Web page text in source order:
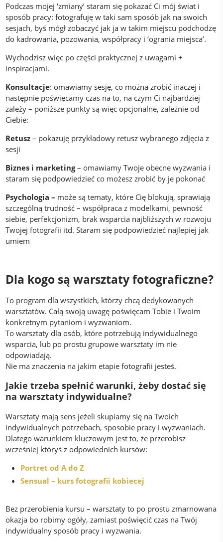
Podczas mojej ‘zmiany’ staram się pokazać Ci mój świat i
sposób pracy: fotografuję w taki sam sposób jak na swoich
sesjach, byś mógł zobaczyć jak ja w takim miejscu podchodzę
do kadrowania, pozowania, współpracy i ‘ogrania miejsca’.
Wychodzisz więc po części praktycznej z uwagami +
inspiracjami.
Konsultacje: omawiamy sesję, co można zrobić inaczej i
następnie poświęcamy czas na to, na czym Ci najbardziej
zależy – poniższe punkty są więc opcjonalne, zależnie od
Ciebie:
Retusz – pokazuję przykładowy retusz wybranego zdjęcia z
sesji
Biznes i marketing– omawiamy Twoje obecne wyzwania i
staram się podpowiedzieć co możesz zrobić by je pokonać
Psychologia – może są tematy, które Cię blokują, sprawiają
szczególną trudność – współpraca z modelkami, pewność
siebie, perfekcjonizm, brak wsparcia najbliższych w rozwoju
Twojej fotografii itd. Staram się podpowiedzieć najlepiej jak
umiem
Dla kogo są warsztaty fotograficzne?
To program dla wszystkich, którzy chcą dedykowanych
warsztatów. Całą swoją uwagę poświęcam Tobie i Twoim
konkretnym pytaniom i wyzwaniom.
To warsztaty dla osób, które potrzebują indywidualnego
wsparcia, lub po prostu grupowe warsztaty im nie
odpowiadają.
Nie ma znaczenia na jakim etapie fotografii jesteś.
Jakie trzeba spełnić warunki, żeby dostać się
na warsztaty indywidualne?
Warsztaty mają sens jeżeli skupiamy się na Twoich
indywidualnych potrzebach, sposobie pracy i wyzwaniach.
Dlatego warunkiem kluczowym jest to, że przerobisz
wcześniej któryś z odpowiednich kursów:
Portret od A do Z
Sensual – kurs fotografii kobiecej
Bez przerobienia kursu – warsztaty to po prostu zmarnowana
okazja bo robimy ogóły, zamiast poświęcić czas na Twój
indywidualny sposób pracy i wyzwania.